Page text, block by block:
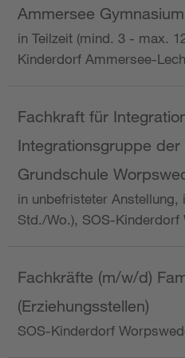
Ammersee Gymnasium
in Teilzeit (mind. 3 - max.
Kinderdorf Ammersee-
Fachkraft für
Integrationsgruppe
Grundschule
in unbefristeter Anstellung,
Std./Wo.), SOS-
Fachkräfte (m/w/d)
(Erziehungsstellen)
SOS-Kinderdorf